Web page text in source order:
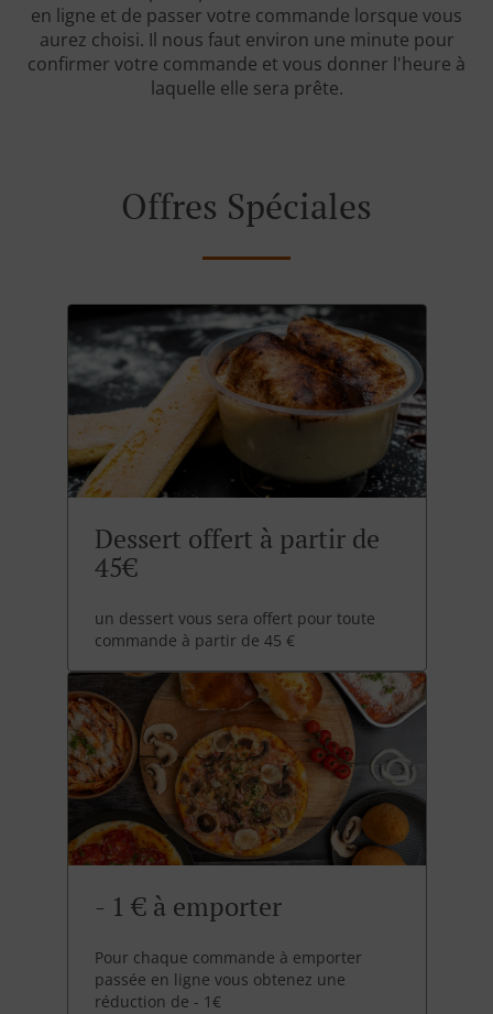
en ligne et de passer votre commande lorsque vous
aurez choisi. Il nous faut environ une minute pour
confirmer votre commande et vous donner l'heure à
laquelle elle sera prête.
Offres Spéciales
Dessert offert à partir de
45€
un dessert vous sera offert pour toute
commande à partir de 45 €
- 1 € à emporter
Pour chaque commande à emporter
passée en ligne vous obtenez une
réduction de - 1€